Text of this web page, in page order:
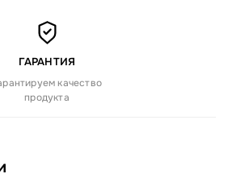
ГАРАНТИЯ
качество
продукта